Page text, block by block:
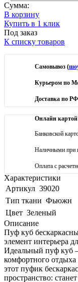
Сумма:
В корзину
Купить в 1 клик
Под заказ
К списку товаров
Самовывоз (
Курьером по
Доставка по РФ
Онлайн картой
Банковской
Наличными при
Оплата с
Характеристики
Артикул 39020
Тип ткани Фьюжн
Цвет Зеленый
Описание
Пуф куб
элемент интерьера
Идеальный пуф куб
комфортного
этот пуфик
пространство: